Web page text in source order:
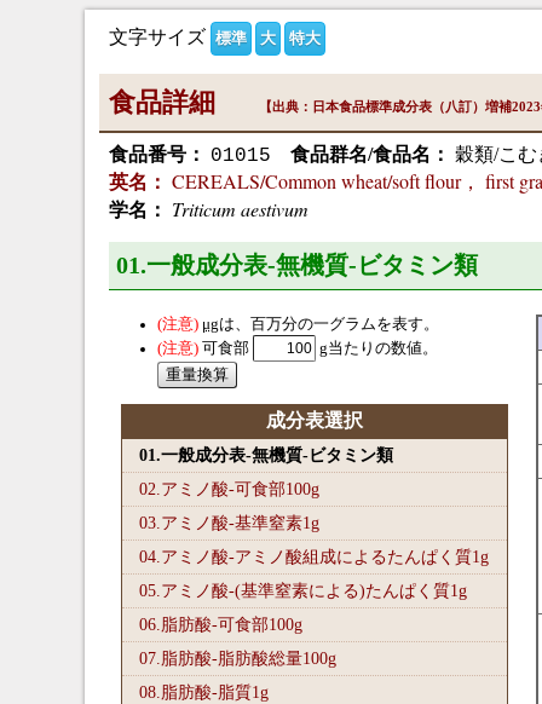
文字サイズ 標準 大 特大
食品詳細 【出典：日本食品標準成分表（八訂）増補
食品番号： 01015 食品群名/食品名： 穀類/こむ
英名： CEREALS/Common wheat/soft flour， first
学名： Triticum aestivum
01.一般成分表-無機質-ビタミン類
μgは、百万分の一グラムを表す。
可食部
g当たりの数値。
成分表選択
01.一般成分表-無機質-ビタミン類
02.アミノ酸-可食部100g
03.アミノ酸-基準窒素1g
04.アミノ酸-アミノ酸組成によるたんぱく質1g
05.アミノ酸-(基準窒素による)たんぱく質1g
06.脂肪酸-可食部100g
07.脂肪酸-脂肪酸総量100g
08.脂肪酸-脂質1g